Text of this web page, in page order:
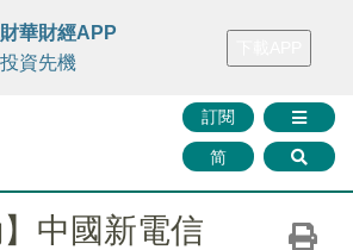
FINMETA 財華證券 媒體矩陣
訂閱
简
華財經APP
資先機
】中國新電信